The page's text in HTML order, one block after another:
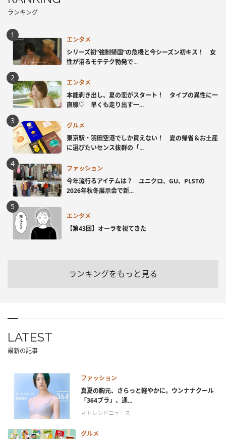
ランキング
エンタメ
シリーズ初“強制帰国”の危機と今シーズン初キス！ 女
性が沼るモテテク勃発で...
エンタメ
本能剥き出し、夏の恋がスタート！ タイプの異性に一
直線♡ 早くも走り出す一...
グルメ
東京駅・羽田空港でしか買えない！ 夏の帰省＆お土産
に選びたいセンス抜群の「...
ファッション
今年流行るアイテムは？ ユニクロ、GU、PLSTの
2026年秋冬展示会で新...
エンタメ
【第43回】オーラを視てきた
ランキングをもっと見る
LATEST
最新の記事
ファッション
真夏の胸元、さらっと軽やかに。ウンナナクール
「364ブラ」、通...
＃トレンドニュース
グルメ